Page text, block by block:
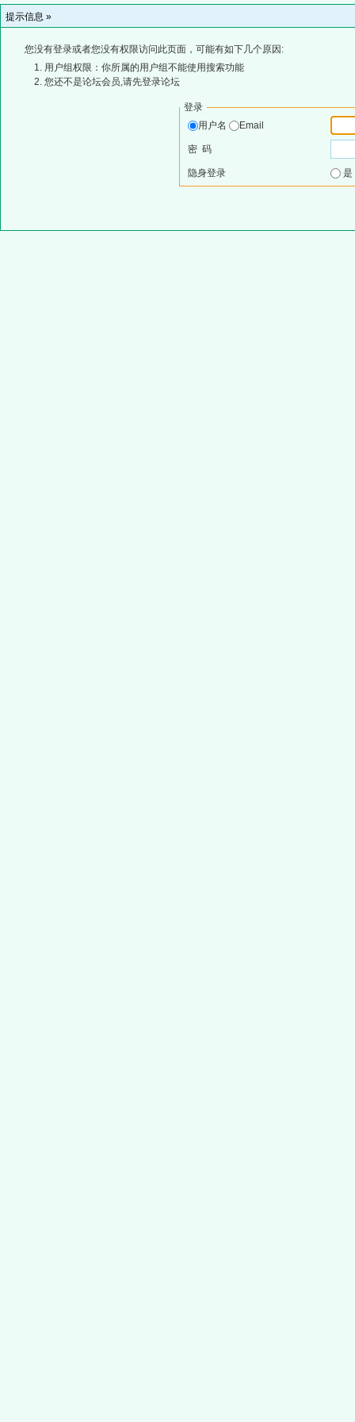
提示信息 »
您没有登录或者您没有权限访问此页面，可能有如下几个原因:
用户组权限：你所属的用户组不能使用搜索功能
您还不是论坛会员,请先登录论坛
登录
用户名
Email
密 码
隐身登录